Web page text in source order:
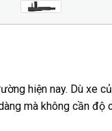
hiện nay. Dù xe
mà không cần độ